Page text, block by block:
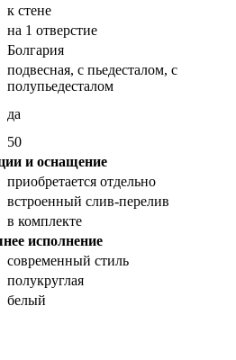
к стене
на 1 отверстие
Болгария
подвесная, с пьедесталом, с
полупьедесталом
да
50
и оснащение
приобретается отдельно
встроенный слив-перелив
в комплекте
исполнение
современный стиль
полукруглая
белый